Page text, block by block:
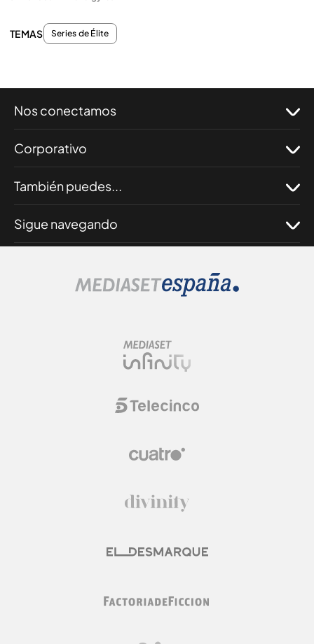
TEMAS Series de Élite
Nos conectamos
Corporativo
También puedes...
Sigue navegando